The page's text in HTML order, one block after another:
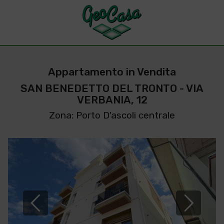
Appartamento in Vendita
SAN BENEDETTO DEL TRONTO - VIA
VERBANIA, 12
Zona: Porto D'ascoli centrale